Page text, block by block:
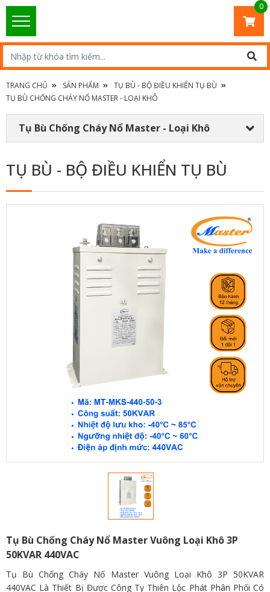
0
TRANG CHỦ SẢN PHẨM
TỤ BÙ - BỘ ĐIỀU KHIỂN TỤ BÙ
TỤ BÙ CHỐNG CHÁY NỔ MASTER - LOẠI KHÔ
Tụ Bù Chống Cháy Nổ Master - Loại Khô
TỤ BÙ - BỘ ĐIỀU KHIỂN TỤ BÙ
Tụ Bù Chống Cháy Nổ Master Vuông Loại Khô 3P
50KVAR 440VAC
Tụ Bù Chống Cháy Nổ Master Vuông Loại Khô 3P 50KVAR
440VAC Là Thiết Bị Được Công Ty Thiên Lộc Phát Phân Phối Có